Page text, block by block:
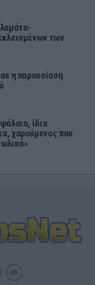
των
η παρουσίαση
ίδια
χαρούμενος που